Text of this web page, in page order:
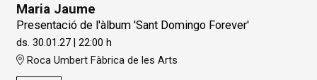
Maria Jaume
Presentació de l'àlbum 'Sant Domingo Forever'
ds. 30.01.27 |22:00 h
Roca Umbert Fàbrica de les Arts